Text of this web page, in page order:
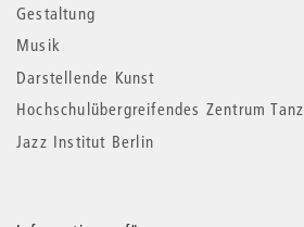
Gestaltung
Musik
Darstellende Kunst
Hochschulübergreifendes Zentrum Tanz
Jazz Institut Berlin